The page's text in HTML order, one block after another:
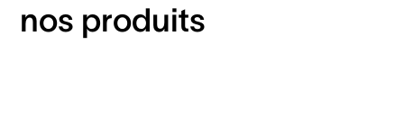
nos produits